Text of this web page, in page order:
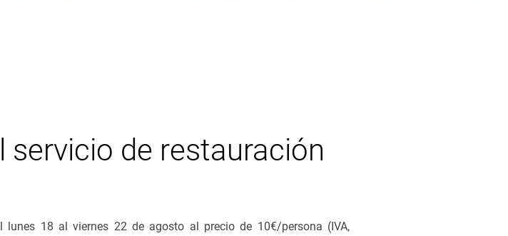
de restauración
18 al viernes 22 de agosto al precio de 10€/persona (IVA,